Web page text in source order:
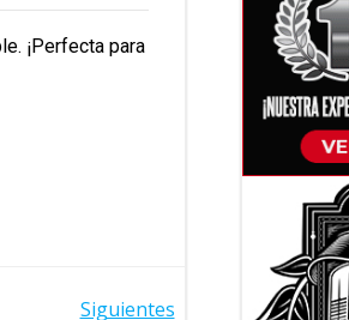
¡Perfecta para
Siguientes